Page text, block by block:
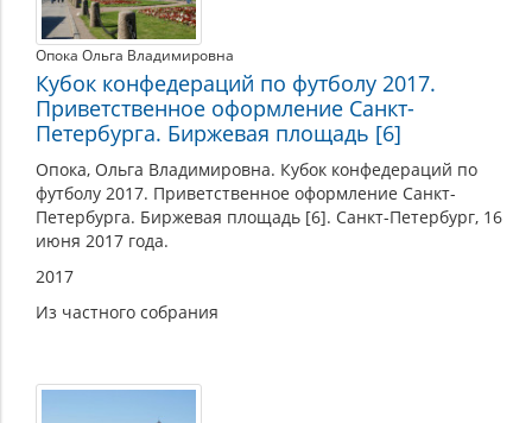
Опока Ольга Владимировна
Кубок конфедераций по футболу 2017.
Приветственное оформление Санкт-
Петербурга. Биржевая площадь [6]
Опока, Ольга Владимировна. Кубок конфедераций по
футболу 2017. Приветственное оформление Санкт-
Петербурга. Биржевая площадь [6]. Санкт-Петербург, 16
июня 2017 года.
2017
Из частного собрания